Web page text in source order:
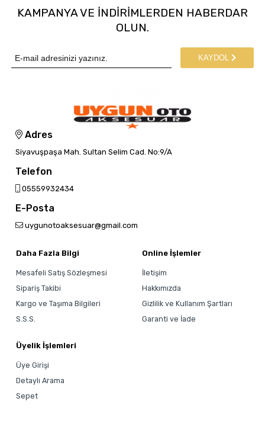
KAMPANYA VE INDIRIMLERDEN HABERDAR
OLUN.
KAYDOL
Adres
Siyavuşpaşa Mah. Sultan Selim Cad. No:9/A
Telefon
05559932434
E-Posta
uygunotoaksesuar@gmail.com
Daha Fazla Bilgi
Mesafeli Satış Sözleşmesi
Sipariş Takibi
Kargo ve Taşıma Bilgileri
S.S.S.
Online İşlemler
İletişim
Hakkımızda
Gizlilik ve Kullanım Şartları
Garanti ve İade
Üyelik İşlemleri
Üye Girişi
Detaylı Arama
Sepet